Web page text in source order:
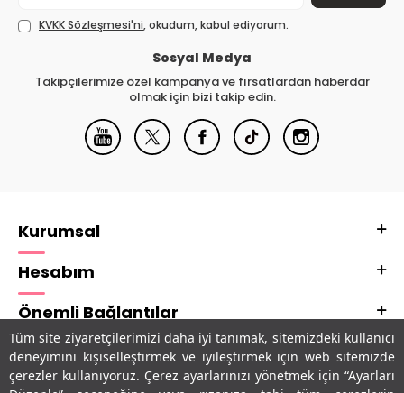
Tüm site ziyaretçilerimizi daha iyi tanımak, sitemizdeki kullanıcı
deneyimini kişiselleştirmek ve iyileştirmek için web sitemizde
çerezler kullanıyoruz. Çerez ayarlarınızı yönetmek için “Ayarları
KVKK Sözleşmesi'ni, okudum, kabul ediyorum.
Sosyal Medya
Takipçilerimize özel kampanya ve fırsatlardan haberdar
olmak için bizi takip edin.
Kurumsal
Hesabım
Önemli Bağlantılar
Adres & İletişim